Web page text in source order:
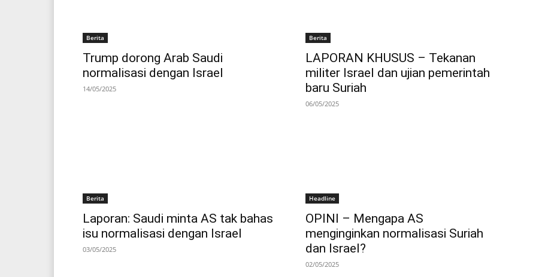
Berita
Trump dorong Arab Saudi
normalisasi dengan Israel
14/05/2025
Berita
LAPORAN KHUSUS – Tekanan
militer Israel dan ujian pemerintah
baru Suriah
06/05/2025
Berita
Laporan: Saudi minta AS tak bahas
isu normalisasi dengan Israel
03/05/2025
Headline
OPINI – Mengapa AS
menginginkan normalisasi Suriah
dan Israel?
02/05/2025